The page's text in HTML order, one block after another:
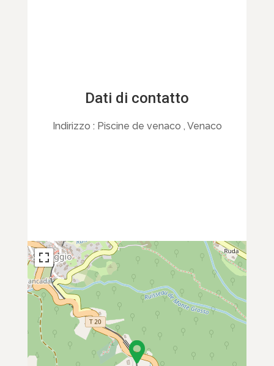
Dati di contatto
Indirizzo : Piscine de venaco , Venaco